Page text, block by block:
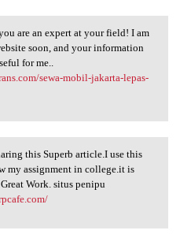
you are an
are an expert at your field! I am
soon, and your information
for me..
sewa-mobil-jakarta-lepas-
this
this Superb article.I use this
my assignment in college.it is
Work. situs penipu